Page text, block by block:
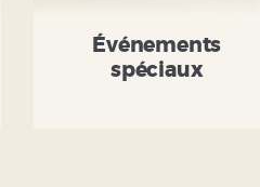
Événements
spéciaux